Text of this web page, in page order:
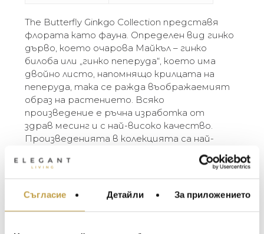
Съгласие Детайли За приложението
The Butterfly Ginkgo Collection представя
флората като фауна. Определен вид гинко
дърво, което очарова Майкъл – гинко
билоба или „гинко пеперуда“, което има
двойно листо, напомнящо крилцата на
пеперуда, така се ражда въображаемият
образ на растението. Всяко
произведение е ръчна изработка от
здрав месинг и с най-високо качество.
Произведенията в колекцията са най-
доброто от индийския занаят и улавят
поетичния дух, който е толкова дълбоко
“Когато видях това дърво за първи път,
то изглеждаше сякаш e отрупано с
МЕБЕЛИ ЗА ДОМА И